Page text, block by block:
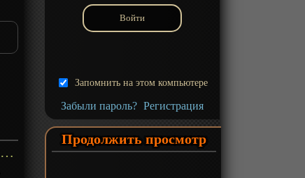
«Фантом в сумерках» ТВ-1 - описание
Запомнить на этом компьютере
Забыли пароль? Регистрация
Продолжить просмотр